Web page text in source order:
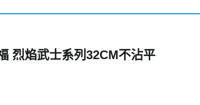
烈焰武士系列32CM不沾平